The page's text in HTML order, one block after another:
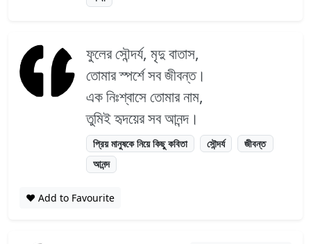
ফুলের সৌন্দর্য, মৃদু বাতাস,
তোমার স্পর্শে সব জীবন্ত।
এক নিঃশ্বাসে তোমার নাম,
তুমিই হৃদয়ের সব আনন্দ।
প্রিয় মানুষকে নিয়ে কিছু কবিতা সৌন্দর্য
জীবন্ত
আনন্দ
❤️ Add to Favourite